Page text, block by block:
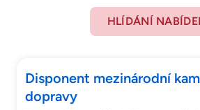
HLÍDÁNÍ
Disponent mezinárodní
dopravy